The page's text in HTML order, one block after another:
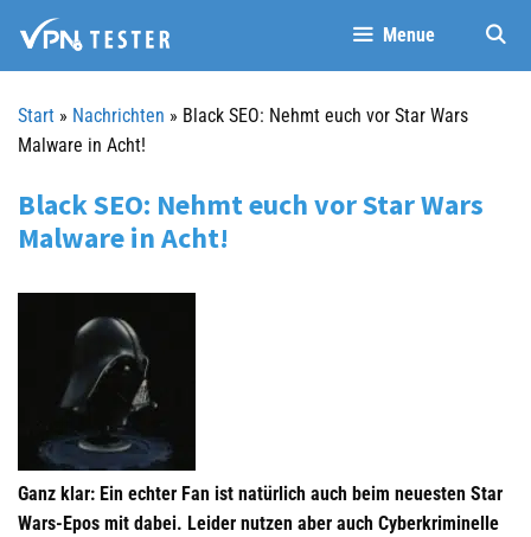
Springe
zum
Inhalt
Menue
Start » Nachrichten » Black SEO: Nehmt euch vor Star Wars
Malware in Acht!
Black SEO: Nehmt euch vor Star Wars
Malware in Acht!
Ganz klar: Ein echter Fan ist natürlich auch beim neuesten Star
Wars-Epos mit dabei. Leider nutzen aber auch Cyberkriminelle